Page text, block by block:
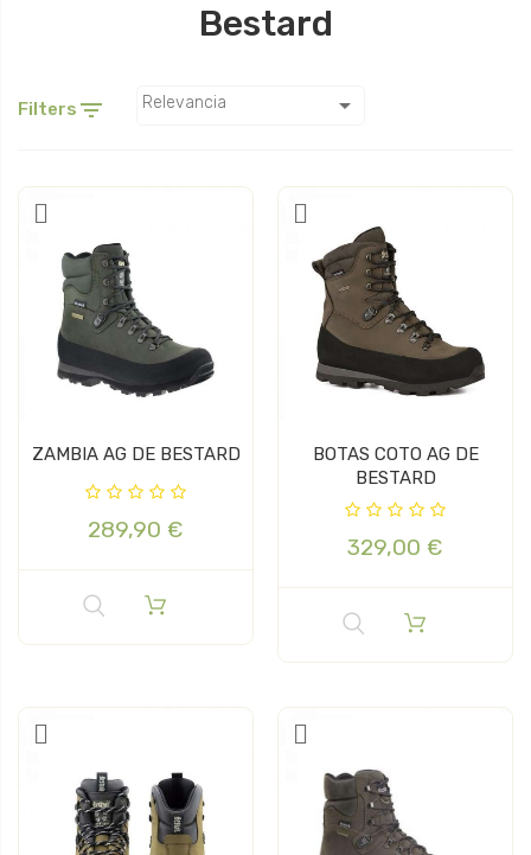
Bestard
Filters  Relevancia 
ZAMBIA AG DE BESTARD
289,90 €
BOTAS COTO AG DE
BESTARD
329,00 €